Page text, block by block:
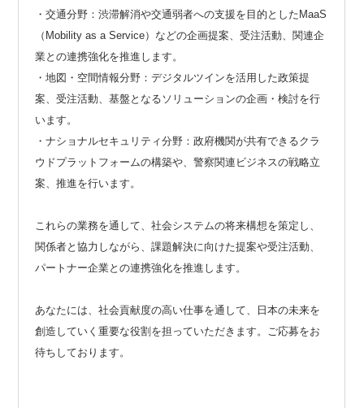
・交通分野：渋滞解消や交通弱者への支援を目的としたMaaS
（Mobility as a Service）などの企画提案、受注活動、関連企
業との連携強化を推進します。
・地図・空間情報分野：デジタルツインを活用した政策提
案、受注活動、基盤となるソリューションの企画・検討を行
います。
・ナショナルセキュリティ分野：政府機関が共有できるクラ
ウドプラットフォームの構築や、警察関連ビジネスの戦略立
案、推進を行います。
これらの業務を通して、社会システムの将来構想を策定し、
関係者と協力しながら、課題解決に向けた提案や受注活動、
パートナー企業との連携強化を推進します。
あなたには、社会貢献度の高い仕事を通して、日本の未来を
創造していく重要な役割を担っていただきます。ご応募をお
待ちしております。